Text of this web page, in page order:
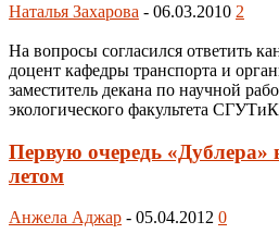
Наталья Захарова - 06.03.2010 2
На вопросы согласился ответить
доцент кафедры транспорта и
заместитель декана по научной
экологического факультета
Первую очередь «Дублера»
летом
Анжела Аджар - 05.04.2012 0